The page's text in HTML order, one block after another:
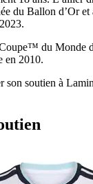
du Ballon d’Or et
du Monde
en 2010.
son soutien à